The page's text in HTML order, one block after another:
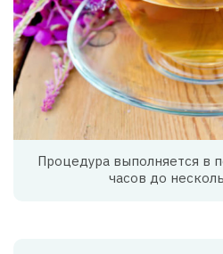
Процедура выполняется в
часов до